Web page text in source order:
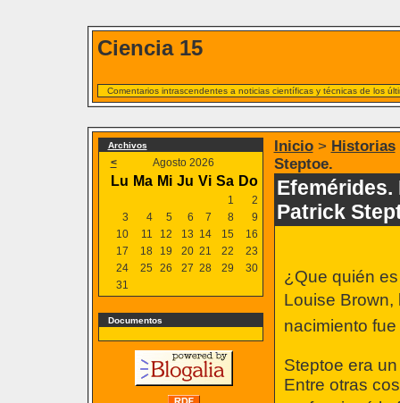
Ciencia 15
Comentarios intrascendentes a noticias científicas y técnicas de los
Archivos
< Agosto 2026
Lu Ma Mi Ju Vi Sa Do
1
2
3
4 5 6 7 8
9
10
11 12 13 14 15
16
17
18 19 20 21 22
23
24
25 26 27 28 29
30
31
Documentos
Inicio> Historias
Steptoe.
Efemérides.
Patrick
¿Que quién
Louise Brown,
nacimiento
Steptoe era
Entre otras